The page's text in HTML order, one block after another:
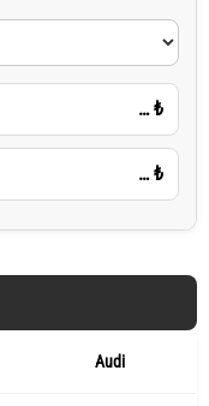
… ₺
… ₺
Audi